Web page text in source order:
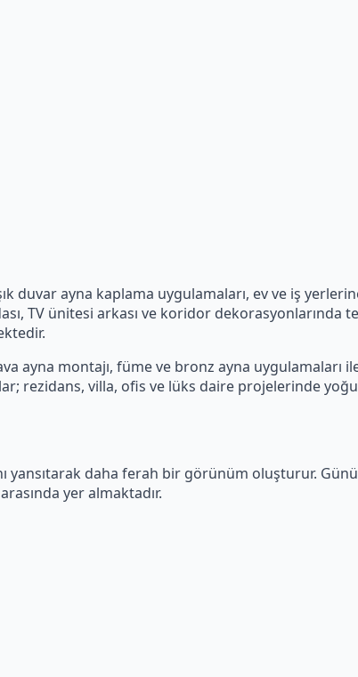
duvar ayna kaplama uygulamaları, ev ve iş
TV ünitesi arkası ve koridor dekorasyonlarında
ayna montajı, füme ve bronz ayna uygulamaları
rezidans, villa, ofis ve lüks daire projelerinde
yansıtarak daha ferah bir görünüm oluşturur.
yer almaktadır.